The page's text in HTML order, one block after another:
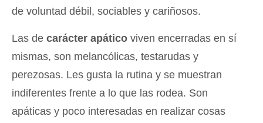
de voluntad débil, sociables y cariñosos.
Las de carácter apático viven encerradas en sí
mismas, son melancólicas, testarudas y
perezosas. Les gusta la rutina y se muestran
indiferentes frente a lo que las rodea. Son
apáticas y poco interesadas en realizar cosas